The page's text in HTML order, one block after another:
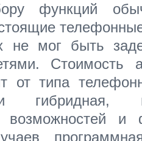
функций
не мог быть
Стоимость
от типа
гибридная,
возможностей и